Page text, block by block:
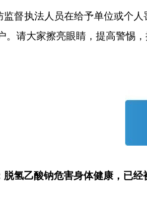
执法人员在给予单位或个人
。请大家擦亮眼睛，提高警惕
脱氢乙酸钠危害身体健康，已经